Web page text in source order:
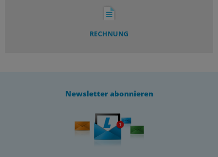
RECHNUNG
Newsletter abonnieren